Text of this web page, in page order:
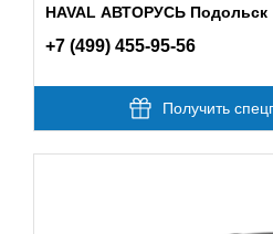
HAVAL АВТОРУСЬ Подольск
+7 (499) 455-95-56
Получить